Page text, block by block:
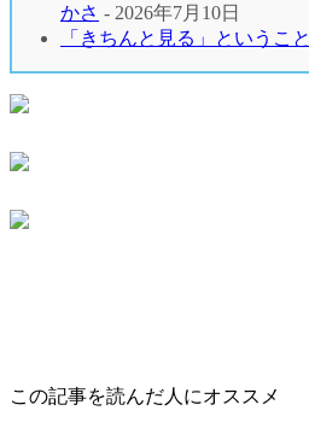
かさ - 2026年7月10日
「きちんと見る」ということ
この記事を読んだ人にオススメ